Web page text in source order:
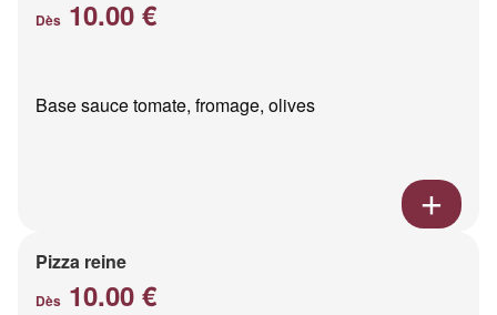
Dès 10.00 €
Base sauce tomate, fromage, olives
Pizza reine
Dès 10.00 €